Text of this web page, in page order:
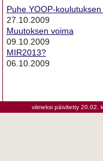
Puhe YOOP-
27.10.2009
Muutoksen voima
09.10.2009
MIR2013?
06.10.2009
viimeksi päivitetty 20.02.